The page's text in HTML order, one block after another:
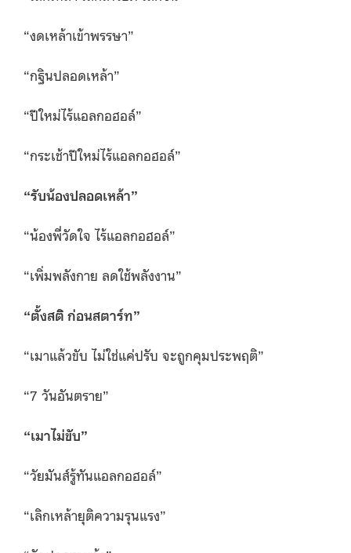
“งดเหล้าเข้าพรรษา”
“กฐินปลอดเหล้า”
“ปีใหม่ไร้แอลกอฮอล์”
“กระเช้าปีใหม่ไร้แอลกอฮอล์”
“รับน้องปลอดเหล้า”
“น้องพี่วัดใจ ไร้แอลกอฮอล์”
“เพิ่มพลังกาย ลดใช้พลังงาน”
“ตั้งสติ ก่อนสตาร์ท”
“เมาแล้วขับ ไม่ใช่แค่ปรับ จะถูกคุมประพฤติ”
“7 วันอันตราย”
“เมาไม่ขับ”
“วัยมันส์รู้ทันแอลกอฮอล์”
“เลิกเหล้ายุติความรุนแรง”